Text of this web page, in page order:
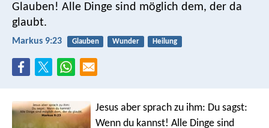
Glauben! Alle Dinge sind möglich dem, der da
glaubt.
Markus 9:23 Glauben Wunder Heilung
Jesus aber sprach zu ihm: Du sagst:
Wenn du kannst! Alle Dinge sind